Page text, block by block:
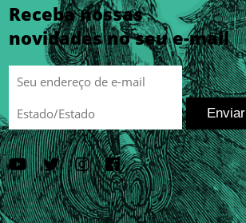
Receba nossas
novidades no seu e-mail
Enviar